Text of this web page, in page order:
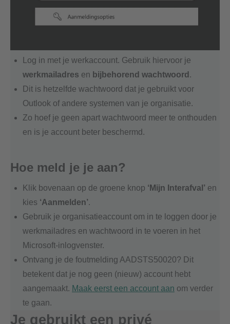
Log in met je werkaccount. Gebruik hiervoor je
werkmailadres en bijbehorend wachtwoord .
Dit is hetzelfde wachtwoord dat je gebruikt voor
Outlook of andere systemen van je organisatie.
Zo hoef je geen apart wachtwoord meer te onthouden
en is je account beter beschermd.
Hoe meld je je aan?
Klik bovenaan op de groene knop ‘Mijn Interafval’ en
kies ‘Aanmelden’.
Gebruik je organisatieaccount om in te loggen door je
werkmailadres en wachtwoord in te voeren in het
Microsoft-inlogvenster.
Ontvang je de foutmelding AADSTS50020? Dit
betekent dat je nog geen (nieuw) account hebt
aangemaakt. Maak eerst een account aan om verder
te gaan.
Je gebruikt een privé